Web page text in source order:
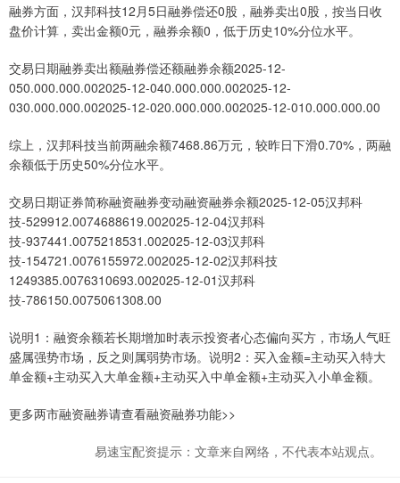
融券方面，汉邦科技12月5日融券偿还0股，融券卖出0股，按当日收
盘价计算，卖出金额0元，融券余额0，低于历史10%分位水平。
交易日期融券卖出额融券偿还额融券余额2025-12-
050.000.000.002025-12-040.000.000.002025-12-
030.000.000.002025-12-020.000.000.002025-12-010.000.000.00
综上，汉邦科技当前两融余额7468.86万元，较昨日下滑0.70%，两融
余额低于历史50%分位水平。
交易日期证券简称融资融券变动融资融券余额2025-12-05汉邦科
技-529912.0074688619.002025-12-04汉邦科
技-937441.0075218531.002025-12-03汉邦科
技-154721.0076155972.002025-12-02汉邦科技
1249385.0076310693.002025-12-01汉邦科
技-786150.0075061308.00
说明1：融资余额若长期增加时表示投资者心态偏向买方，市场人气旺
盛属强势市场，反之则属弱势市场。说明2：买入金额=主动买入特大
单金额+主动买入大单金额+主动买入中单金额+主动买入小单金额。
更多两市融资融券请查看融资融券功能>>
易速宝配资提示：文章来自网络，不代表本站观点。